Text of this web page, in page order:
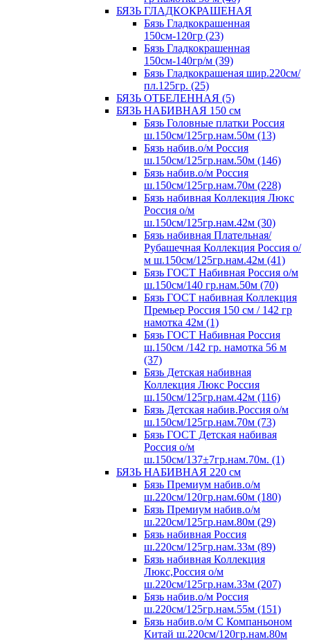
БЯЗЬ ГЛАДКОКРАШЕНАЯ
Бязь Гладкокрашенная
150см-120гр (23)
Бязь Гладкокрашенная
150см-140гр/м (39)
Бязь Гладкокрашеная шир.220см/
пл.125гр. (25)
БЯЗЬ ОТБЕЛЕННАЯ (5)
БЯЗЬ НАБИВНАЯ 150 см
Бязь Головные платки Россия
ш.150см/125гр.нам.50м (13)
Бязь набив.о/м Россия
ш.150см/125гр.нам.50м (146)
Бязь набив.о/м Россия
ш.150см/125гр.нам.70м (228)
Бязь набивная Коллекция Люкс
Россия о/м
ш.150см/125гр.нам.42м (30)
Бязь набивная Плательная/
Рубашечная Коллекция Россия о/
м ш.150см/125гр.нам.42м (41)
Бязь ГОСТ Набивная Россия о/м
ш.150см/140 гр.нам.50м (70)
Бязь ГОСТ набивная Коллекция
Премьер Россия 150 см / 142 гр
намотка 42м (1)
Бязь ГОСТ Набивная Россия
ш.150см /142 гр. намотка 56 м
(37)
Бязь Детская набивная
Коллекция Люкс Россия
ш.150см/125гр.нам.42м (116)
Бязь Детская набив.Россия о/м
ш.150см/125гр.нам.70м (73)
Бязь ГОСТ Детская набивая
Россия о/м
ш.150см/137±7гр.нам.70м. (1)
БЯЗЬ НАБИВНАЯ 220 см
Бязь Премиум набив.о/м
ш.220см/120гр.нам.60м (180)
Бязь Премиум набив.о/м
ш.220см/125гр.нам.80м (29)
Бязь набивная Россия
ш.220см/125гр.нам.33м (89)
Бязь набивная Коллекция
Люкс,Россия о/м
ш.220см/125гр.нам.33м (207)
Бязь набив.о/м Россия
ш.220см/125гр.нам.55м (151)
Бязь набив.о/м С Компаньоном
Китай ш.220см/120гр.нам.80м